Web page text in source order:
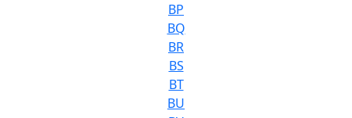
BP
BQ
BR
BS
BT
BU